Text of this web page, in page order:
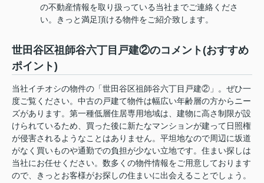
の不動産情報を取り扱っている当社までご連絡くださ
い。きっと満足頂ける物件をご紹介致します。
世田谷区祖師谷六丁目戸建②のコメント(おすすめ
ポイント)
当社イチオシの物件の「世田谷区祖師谷六丁目戸建②」。ぜひ一
度ご覧ください。中古の戸建て物件は幅広い年齢層の方からニー
ズがあります。第一種低層住居専用地域は、建物に高さ制限が設
けられているため、買った後に新たなマンションが建って日照権
が侵害されるようなことはありません。平坦地なので周辺に坂道
がなく買いものや通勤での負担が少ない立地です。住まい探しは
当社にお任せください。数多くの物件情報をご用意しております
ので、きっとお客様がお探しの住まいに出会えることでしょう。